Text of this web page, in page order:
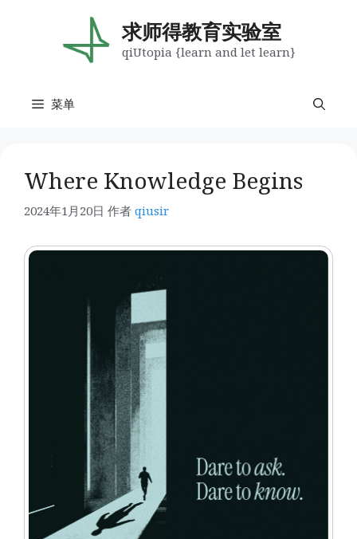
求师得教育实验室
qiUtopia {learn and let learn}
菜单
Where Knowledge Begins
2024年1月20日 作者 qiusir